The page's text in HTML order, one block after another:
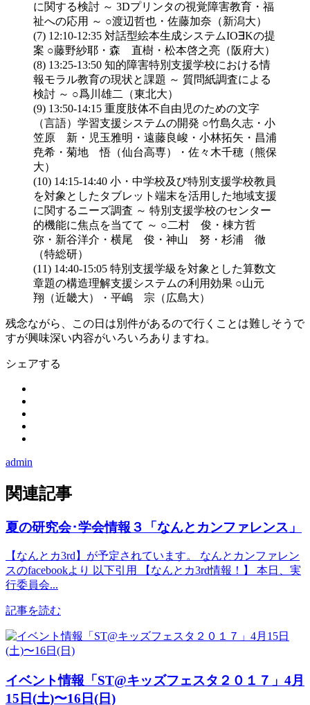
に関する検討 ～ 3Dプリンタの視覚障害教育・福
祉への応用 ～ ○渡辺哲也・佐藤加奈（新潟大）
(7) 12:10-12:35 対話型絵本生成システムIO∃Kの提
案 ○藤野紗耶・森 直樹・松本啓之亮（阪府大）
(8) 13:25-13:50 知的障害特別支援学校における情
報モラル教育の現状と課題 ～ 質問紙調査による
検討 ～ ○爲川雄二（東北大）
(9) 13:50-14:15 重度肢体不自由児のための文字
（言語）学習支援システムの開発 ○竹島久志・小
笠原 新・児玉雅明・遠藤良峻・小林拓矢・昌浦
尭希・菊地 悟（仙台高専）・佐々木千穂（熊保
大）
(10) 14:15-14:40 小・中学校及び特別支援学校教員
を対象としたタブレット端末を活用した地域支援
に関するニーズ調査 ～ 特別支援学校のセンター
的機能に焦点を当てて ～ ○二村 俊・棟方哲
弥・新谷洋介・横尾 俊・神山 努・杉浦 徹
（特総研）
(11) 14:40-15:05 特別支援学級を対象とした算数文
章題の構造理解支援システムの利用効果 ○山元
翔（近畿大）・平嶋 宗（広島大）
残念ながら、この日は別件があるので行くことは難しそうで
すが興味深い内容がいろいろありますね。
シェアする
admin
関連記事
夏の研究会･学会情報３「なんとカンファレンス」
【なんとカ3rd】が予定されています。 なんとカンファレン
スのfacebookより 以下引用 【なんとカ3rd情報！】 本日、実
行委員会...
記事を読む
イベント情報「ST@キッズフェスタ２０１７」4月
15日(土)〜16日(日)